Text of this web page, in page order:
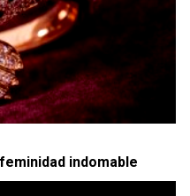
indomable